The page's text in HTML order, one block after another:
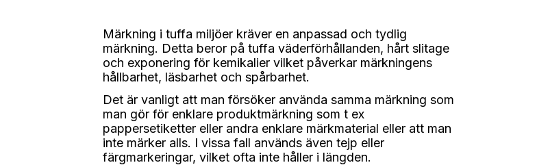
Märkning i tuffa miljöer kräver en anpassad och tydlig
märkning. Detta beror på tuffa väderförhållanden, hårt slitage
och exponering för kemikalier vilket påverkar märkningens
hållbarhet, läsbarhet och spårbarhet.
Det är vanligt att man försöker använda samma märkning som
man gör för enklare produktmärkning som t ex
pappersetiketter eller andra enklare märkmaterial eller att man
inte märker alls. I vissa fall används även tejp eller
färgmarkeringar, vilket ofta inte håller i längden.